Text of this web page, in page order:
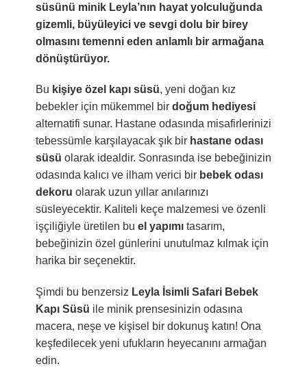
süsünü minik Leyla’nın hayat yolculuğunda
gizemli, büyüleyici ve sevgi dolu bir birey
olmasını temenni eden anlamlı bir armağana
dönüştürüyor.
Bu kişiye özel kapı süsü, yeni doğan kız
bebekler için mükemmel bir doğum hediyesi
alternatifi sunar. Hastane odasında misafirlerinizi
tebessümle karşılayacak şık bir hastane odası
süsü olarak idealdir. Sonrasında ise bebeğinizin
odasında kalıcı ve ilham verici bir bebek odası
dekoru olarak uzun yıllar anılarınızı
süsleyecektir. Kaliteli keçe malzemesi ve özenli
işçiliğiyle üretilen bu el yapımıtasarım,
bebeğinizin özel günlerini unutulmaz kılmak için
harika bir seçenektir.
Şimdi bu benzersiz Leyla İsimli Safari Bebek
Kapı Süsü ile minik prensesinizin odasına
macera, neşe ve kişisel bir dokunuş katın! Ona
keşfedilecek yeni ufukların heyecanını armağan
edin.